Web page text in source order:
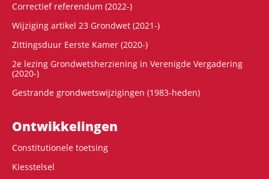
Correctief referendum (2022-)
Wijziging artikel 23 Grondwet (2021-)
Zittingsduur Eerste Kamer (2020-)
2e lezing Grondwetsherziening in Verenigde Vergadering
(2020-)
Gestrande grondwetswijzigingen (1983-heden)
Ontwikke­lingen
Constitutionele toetsing
Kiesstelsel